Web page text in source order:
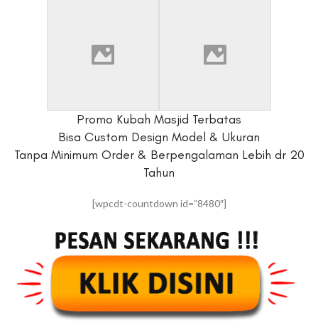
Promo Kubah Masjid Terbatas
Bisa Custom Design Model & Ukuran
Tanpa Minimum Order & Berpengalaman Lebih dr 20
Tahun
[wpcdt-countdown id=”8480″]